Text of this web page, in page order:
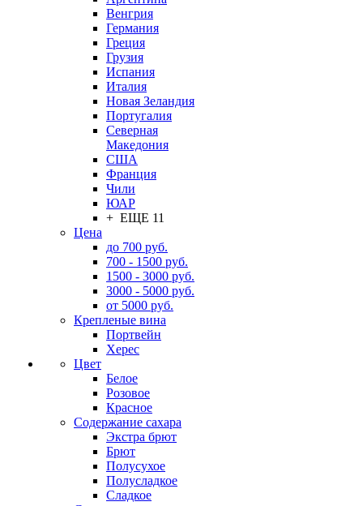
Венгрия
Германия
Греция
Грузия
Испания
Италия
Новая Зеландия
Португалия
Северная
Македония
США
Франция
Чили
ЮАР
+ ЕЩЕ 11
Цена
до 700 руб.
700 - 1500 руб.
1500 - 3000 руб.
3000 - 5000 руб.
от 5000 руб.
Крепленые вина
Портвейн
Херес
Цвет
Белое
Розовое
Красное
Содержание сахара
Экстра брют
Брют
Полусухое
Полусладкое
Сладкое